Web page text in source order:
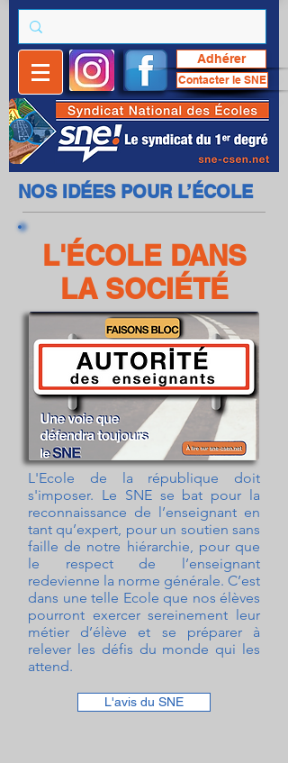
Adhérer
Contacter le SNE
NOS IDÉES POUR L’ÉCOLE
L'ÉCOLE DANS
LA SOCIÉTÉ
L'Ecole de la république doit
s'imposer. Le SNE se bat pour la
reconnaissance de l’enseignant en
tant qu’expert, pour un soutien sans
faille de notre hiérarchie, pour que
le respect de l’enseignant
redevienne la norme générale. C’est
dans une telle Ecole que nos élèves
pourront exercer sereinement leur
métier d’élève et se préparer à
relever les défis du monde qui les
attend.
L'avis du SNE